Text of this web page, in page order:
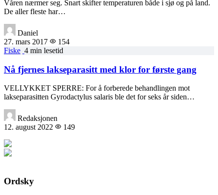
Våren nærmer seg. Snart skifter temperaturen både i sjø og på land.
De aller fleste har…
Daniel
27. mars 2017
154
Fiske 4 min lesetid
Nå fjernes lakseparasitt med klor for første gang
VELLYKKET SPERRE: For å forberede behandlingen mot
lakseparasitten Gyrodactylus salaris ble det for seks år siden…
Redaksjonen
12. august 2022
149
Ordsky